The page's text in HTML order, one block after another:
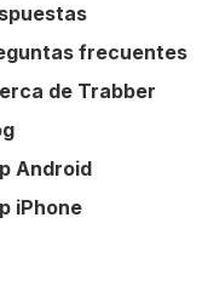
frecuentes
de Trabber
Android
iPhone